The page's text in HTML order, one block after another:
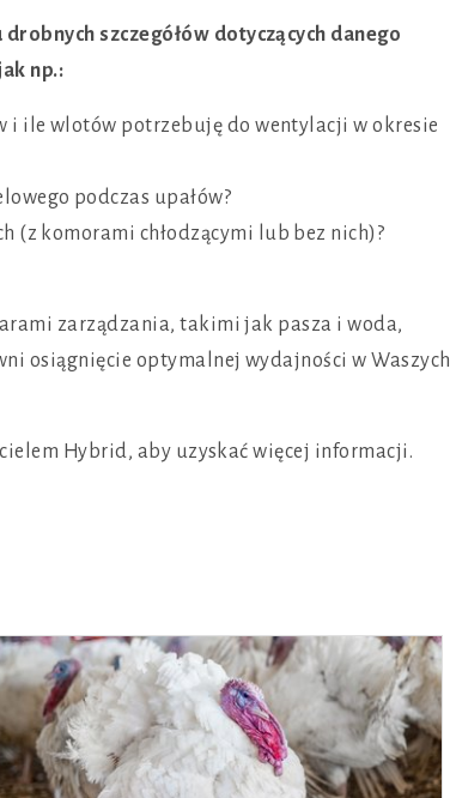
szczegółów dotyczących danego
np.:
i ile wlotów potrzebuję do wentylacji w okresie
podczas upałów?
(z komorami chłodzącymi lub bez nich)?
zarządzania, takimi jak pasza i woda,
osiągnięcie optymalnej wydajności w Waszych
Hybrid, aby uzyskać więcej informacji.